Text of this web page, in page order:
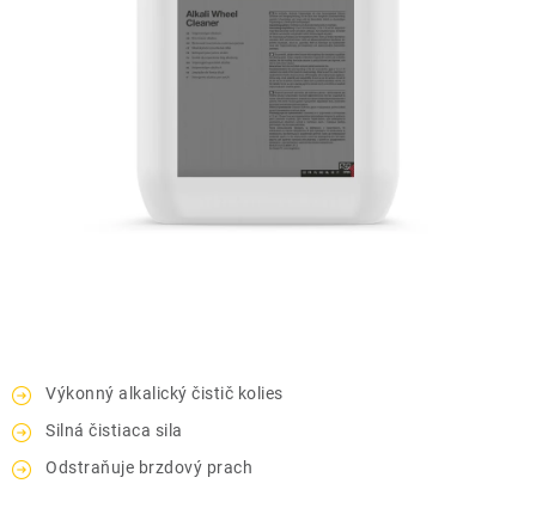
ČISTENIE A ÚDRŽBA LODÍ
Výkonný alkalický čistič kolies
Silná čistiaca sila
Odstraňuje brzdový prach